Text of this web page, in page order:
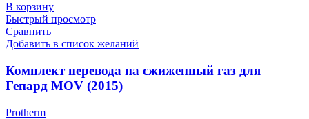
В корзину
Быстрый просмотр
Сравнить
Добавить в список желаний
Комплект перевода на сжиженный газ для
Гепард MOV (2015)
Protherm